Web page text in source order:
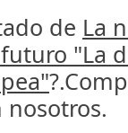
de La
"La